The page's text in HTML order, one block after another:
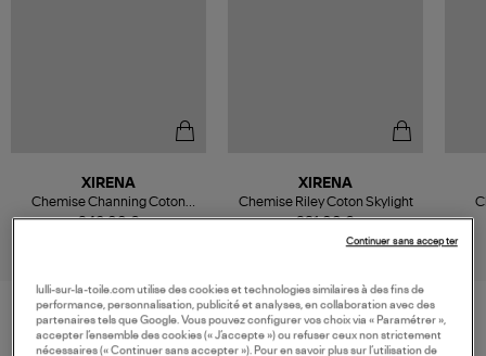
246,00 €
XIRENA
Chemise Channing Coton
Navy
281,00 €
XIRENA
Chemise Riley Coton Skylight
VOS DERNIERS PRODUITS VUS
lulli-sur-la-toile.com utilise des cookies et technologies similaires à des fins de
performance, personnalisation, publicité et analyses, en collaboration avec des
partenaires tels que Google. Vous pouvez configurer vos choix via « Paramétrer »,
accepter l’ensemble des cookies (« J’accepte ») ou refuser ceux non strictement
nécessaires (« Continuer sans accepter »). Pour en savoir plus sur l’utilisation de
Continuer sans accepter